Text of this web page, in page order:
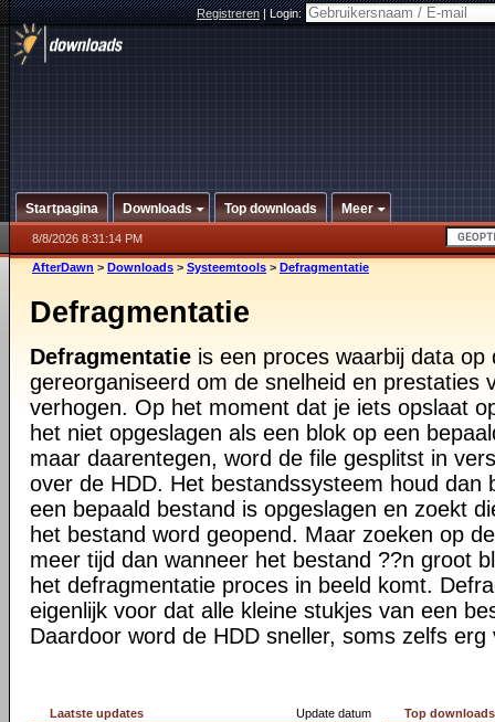
Registreren|Login:
Startpagina Downloads Top downloads Meer
8/8/2026 8:31:14 PM
AfterDawn > Downloads > Systeemtools > Defragmentatie
Defragmentatie
Defragmentatie is een proces waarbij data op
gereorganiseerd om de snelheid en prestaties
verhogen. Op het moment dat je iets opslaat
het niet opgeslagen als een blok op een
maar daarentegen, word de file gesplitst in
over de HDD. Het bestandssysteem houd dan
een bepaald bestand is opgeslagen en zoekt
het bestand word geopend. Maar zoeken op
meer tijd dan wanneer het bestand ??n groot
het defragmentatie proces in beeld komt.
eigenlijk voor dat alle kleine stukjes van een
Daardoor word de HDD sneller, soms zelfs erg
Update datum
Laatste updates
Top downloads